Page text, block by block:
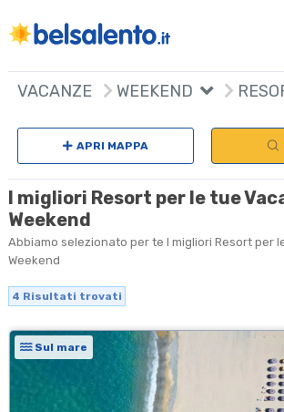
VACANZE WEEKEND
APRI MAPPA
I migliori Resort per le tue
Weekend
Abbiamo selezionato per te I migliori Resort per
Weekend
4 Risultati trovati
Sul mare
+